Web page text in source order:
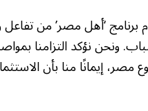
‘أهل مصر’ من تفاعل
ونحن نؤكد التزامنا
إيمانًا منا بأن